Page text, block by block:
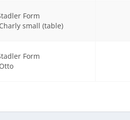
Form
Charly small (table)
Form
Otto